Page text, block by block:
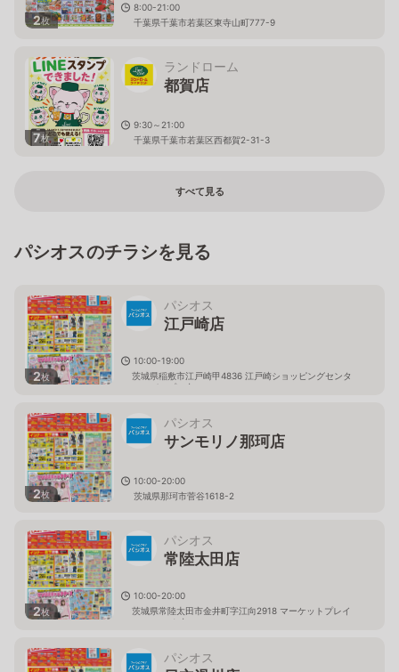
2枚
8:00-21:00
千葉県千葉市若葉区東寺山町777-9
7枚
ランドローム
都賀店
9:30～21:00
千葉県千葉市若葉区西都賀2-31-3
すべて見る
パシオスのチラシを見る
2枚
パシオス
江戸崎店
10:00-19:00
茨城県稲敷市江戸崎甲4836 江戸崎ショッピングセンタ
ー（パンプ）内
2枚
パシオス
サンモリノ那珂店
10:00-20:00
茨城県那珂市菅谷1618-2
2枚
パシオス
常陸太田店
10:00-20:00
茨城県常陸太田市金井町字江向2918 マーケットプレイ
ス フェスタ内
パシオス